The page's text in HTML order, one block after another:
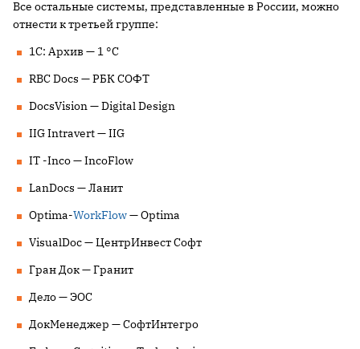
Все остальные системы, представленные в России, можно
отнести к третьей группе:
1C: Архив — 1 °C
RBC Docs — РБК СОФТ
DocsVision — Digital Design
IIG Intravert — IIG
IT -Inco — IncoFlow
LanDocs — Ланит
Optima-WorkFlow— Optima
VisualDoc — ЦентрИнвест Софт
Гран Док — Гранит
Дело — ЭОС
ДокМенеджер — СофтИнтегро